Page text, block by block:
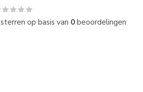
sterren op basis van 0beoordelingen